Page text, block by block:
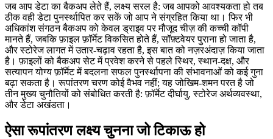
जब आप डेटा का बैकअप लेते हैं, लक्ष्य सरल है: जब आपको आवश्यकता हो तब
ठीक वही डेटा पुनर्स्थापित कर सकें जो आप ने संग्रहित किया था। फिर भी
अधिकांश संगठन बैकअप को केवल ड्राइव पर मौजूद चीज़ की कच्ची कॉपी
मानते हैं, जबकि फ़ाइल फ़ॉर्मेट विकसित होते हैं, सॉफ़्टवेयर पुराना हो जाता है,
और स्टोरेज लागत में उतार-चढ़ाव रहता है, इस बात को नज़रअंदाज़ किया जाता
है। फ़ाइलों को बैकअप सेट में प्रवेश करने से पहले स्थिर, स्थान‑दक्ष, और
सत्यापन योग्य फ़ॉर्मेट में बदलना सफल पुनर्स्थापना की संभावनाओं को कई गुना
बढ़ा सकता है। रूपांतरण चरण कोई वैभव नहीं; यह जोखिम‑शमन परत है जो
तीन मुख्य चुनौतियों को संबोधित करती है:फ़ॉर्मेट दीर्घायु,स्टोरेज अर्थव्यवस्था,
औरडेटा अखंडता ।
ऐसा रूपांतरण लक्ष्य चुनना जो टिकाऊ हो